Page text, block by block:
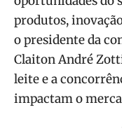
produtos,
o presidente da
Claiton André
leite e a
impactam o